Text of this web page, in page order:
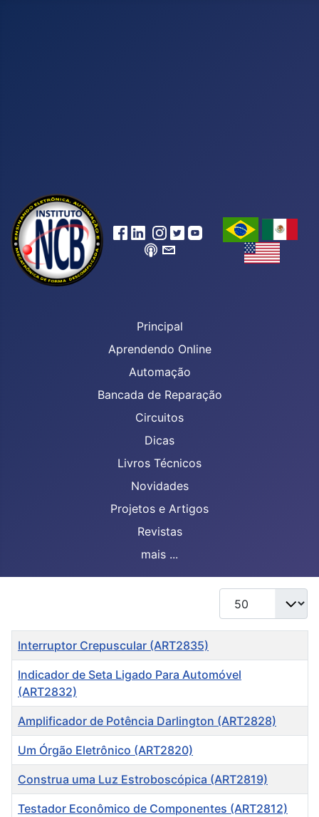
Principal
Aprendendo Online
Automação
Bancada de Reparação
Circuitos
Dicas
Livros Técnicos
Novidades
Projetos e Artigos
Revistas
mais ...
Mostrar #
Título
Interruptor Crepuscular (ART2835)
Indicador de Seta Ligado Para Automóvel
(ART2832)
Amplificador de Potência Darlington (ART2828)
Um Órgão Eletrônico (ART2820)
Construa uma Luz Estroboscópica (ART2819)
Testador Econômico de Componentes (ART2812)